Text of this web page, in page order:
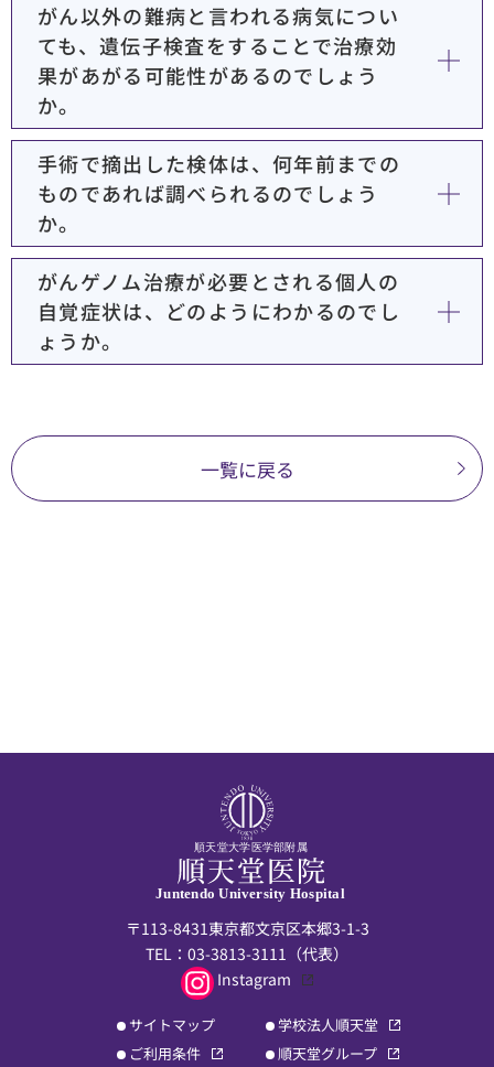
がん以外の難病と言われる病気につい
ても、遺伝子検査をすることで治療効
果があがる可能性があるのでしょう
か。
手術で摘出した検体は、何年前までの
ものであれば調べられるのでしょう
か。
がんゲノム治療が必要とされる個人の
自覚症状は、どのようにわかるのでし
ょうか。
一覧に戻る
順天堂大学医学部附属
Juntendo University Hospital
〒113-8431東京都文京区本郷3-1-3
TEL： 03-3813-3111 （代表）
Instagram
サイトマップ
ご利用条件
学校法人順天堂
順天堂グループ